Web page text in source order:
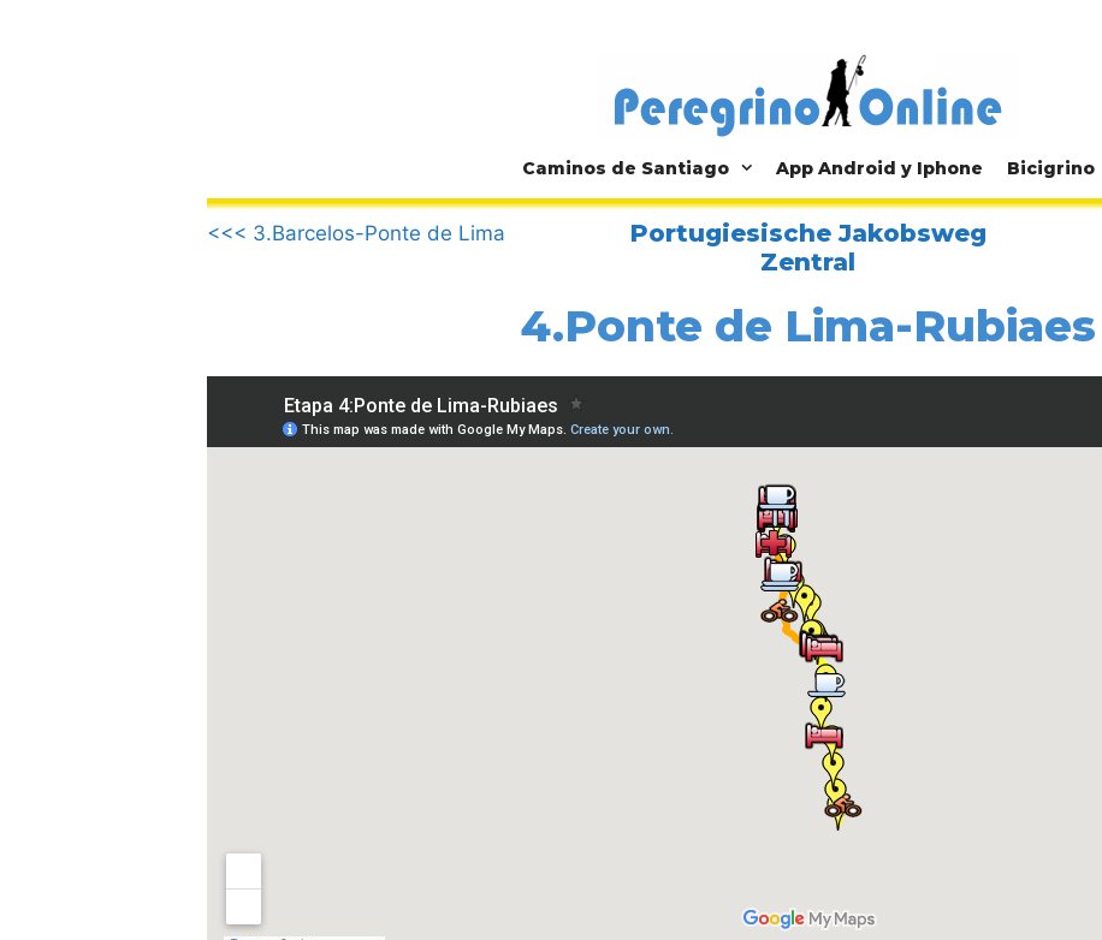
Caminos de Santiago App Android y Iphone Bicigrino
.
<<< 3.Barcelos-Ponte de Lima
Portugiesische Jakobsweg
Zentral
4.Ponte de Lima-Rubiaes